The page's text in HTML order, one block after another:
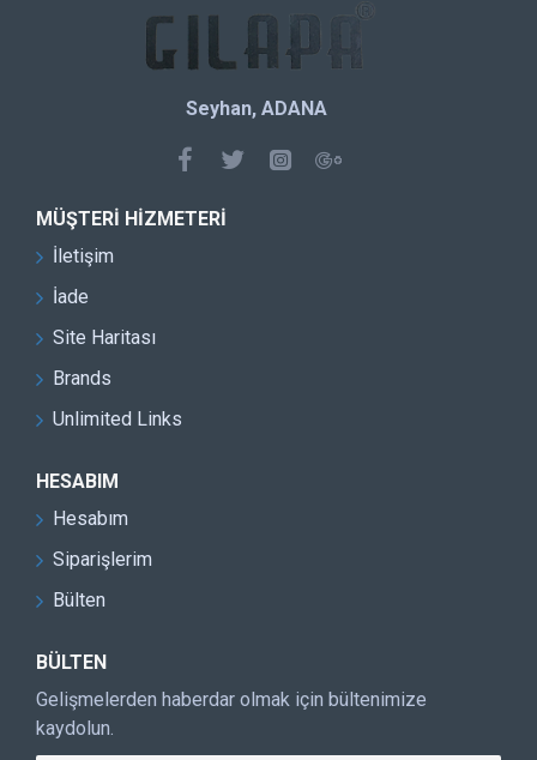
Seyhan, ADANA
MÜŞTERI HIZMETERI
İletişim
İade
Site Haritası
Brands
Unlimited Links
HESABIM
Hesabım
Siparişlerim
Bülten
BÜLTEN
Gelişmelerden haberdar olmak için bültenimize
kaydolun.